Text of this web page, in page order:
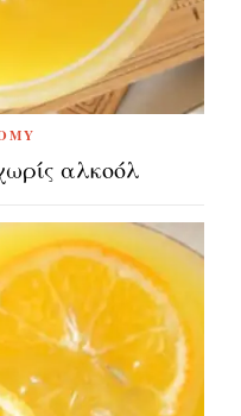
αλκοόλ